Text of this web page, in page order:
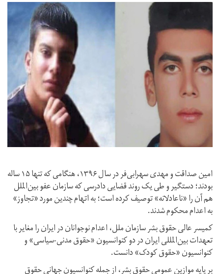
امین صداقت و مهدی سهرابی‌فر در سال ۱۳۹۶، هنگامی که تنها ۱۵ ساله
بودند؛ دستگیر و طی یک روند قضایی دادرسی که سازمان عفو بین‌الملل
هم آن را «ناعادلانه» توصیف کرده است؛ به اتهام چندین مورد «تجاوز»
به اعدام محکوم شدند.
کمیسر عالی حقوق بشر سازمان ملل، اعدام نوجوانان در ایران را مغایر با
تعهدات بین‌المللی ایران در دو کنوانسیون «حقوق مدنی-سیاسی» و
کنوانسیون «حقوق کودک» دانست.